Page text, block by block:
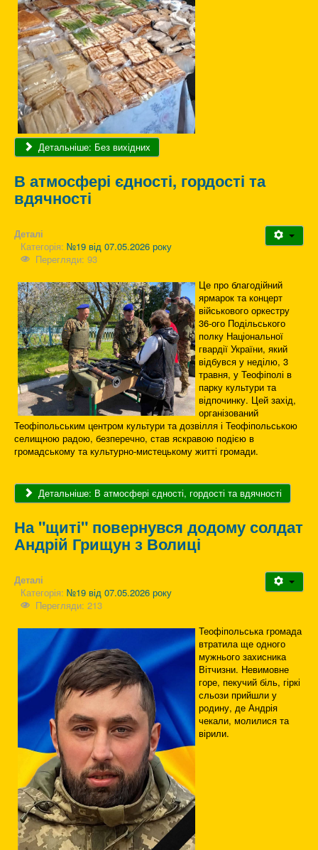
Детальніше: Без вихідних
В атмосфері єдності, гордості та
вдячності
Деталі
Категорія: №19 від 07.05.2026 року
Перегляди: 93
Це про благодійний
ярмарок та концерт
військового оркестру
36-ого Подільського
полку Національної
гвардії України, який
відбувся у неділю, 3
травня, у Теофіполі в
парку культури та
відпочинку. Цей захід,
організований
Теофіпольським центром культури та дозвілля і Теофіпольською
селищною радою, безперечно, став яскравою подією в
громадському та культурно-мистецькому житті громади.
Детальніше: В атмосфері єдності, гордості та вдячності
На "щиті" повернувся додому солдат
Андрій Грищун з Волиці
Деталі
Категорія: №19 від 07.05.2026 року
Перегляди: 213
Теофіпольська громада
втратила ще одного
мужнього захисника
Вітчизни. Невимовне
горе, пекучий біль, гіркі
сльози прийшли у
родину, де Андрія
чекали, молилися та
вірили.